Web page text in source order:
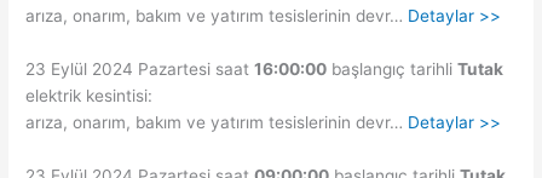
arıza, onarım, bakım ve yatırım tesislerinin devr… Detaylar >>
23 Eylül 2024 Pazartesi saat16:00:00 başlangıç tarihliTutak
elektrik kesintisi:
arıza, onarım, bakım ve yatırım tesislerinin devr… Detaylar >>